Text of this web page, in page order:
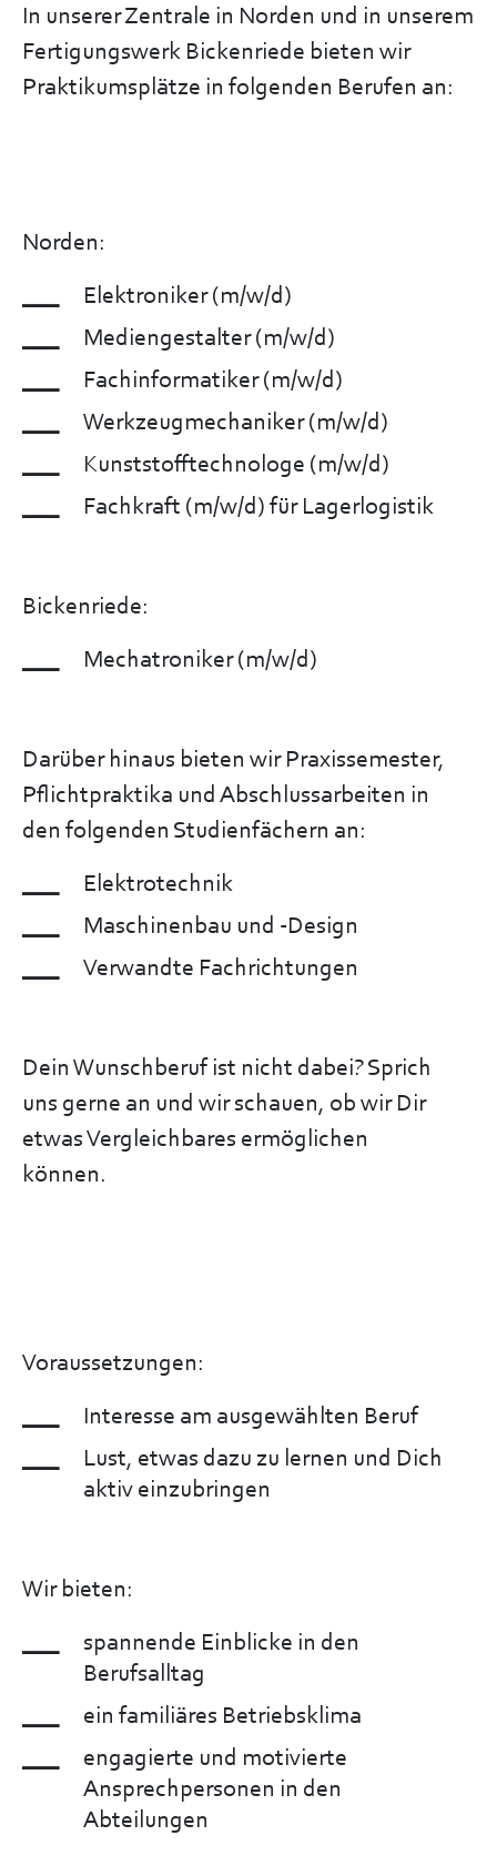
In unserer Zentrale in Norden und in unserem
Fertigungswerk Bickenriede bieten wir
Praktikumsplätze in folgenden Berufen an:
Norden:
Elektroniker (m/w/d)
Mediengestalter (m/w/d)
Fachinformatiker (m/w/d)
Werkzeugmechaniker (m/w/d)
Kunststofftechnologe (m/w/d)
Fachkraft (m/w/d) für Lagerlogistik
Bickenriede:
Mechatroniker (m/w/d)
Darüber hinaus bieten wir Praxissemester,
Pflichtpraktika und Abschlussarbeiten in
den folgenden Studienfächern an:
Elektrotechnik
Maschinenbau und -Design
Verwandte Fachrichtungen
Dein Wunschberuf ist nicht dabei? Sprich
uns gerne an und wir schauen, ob wir Dir
etwas Vergleichbares ermöglichen
können.
Voraussetzungen:
Interesse am ausgewählten Beruf
Lust, etwas dazu zu lernen und Dich
aktiv einzubringen
Wir bieten:
spannende Einblicke in den
Berufsalltag
ein familiäres Betriebsklima
engagierte und motivierte
Ansprechpersonen in den
Abteilungen